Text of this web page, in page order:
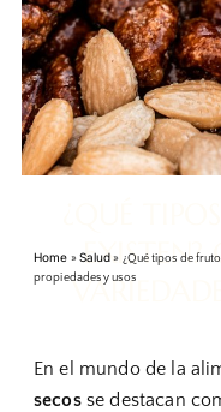
EXISTEN?
Home »Salud» ¿Qué tipos de
propiedades y usos
En el mundo de la
secosse destacan